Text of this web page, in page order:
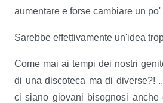
aumentare e forse cambiare un po'
Sarebbe effettivamente un'idea
Come mai ai tempi dei nostri
di una discoteca ma di diverse?!
ci siano giovani bisognosi anche